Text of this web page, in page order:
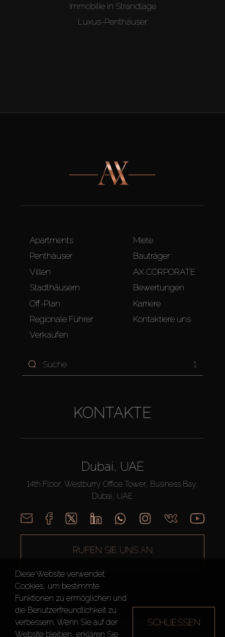
Immobilie in Strandlage
Luxus-Penthäuser
Apartments
Penthäuser
Villen
Stadthäusern
Off-Plan
Regionale Führer
Verkaufen
Miete
Bauträger
AX CORPORATE
Bewertungen
Karriere
Kontaktiere uns
1
KONTAKTE
Dubai, UAE
14th Floor, Westburry Office Tower, Business Bay,
Dubai, UAE
RUFEN SIE UNS AN
AX CAPITAL ©2026 Alle Rechte vorbehalten
Diese Website verwendet
Cookies, um bestimmte
Funktionen zu ermöglichen und
die Benutzerfreundlichkeit zu
verbessern. Wenn Sie auf der
Website bleiben, erklären Sie
SCHLIESSEN